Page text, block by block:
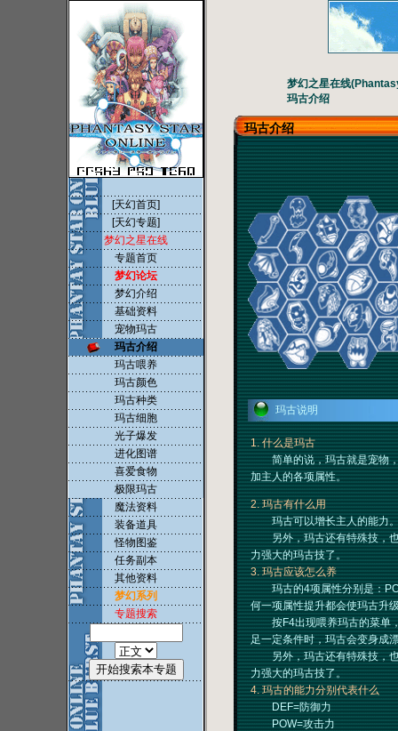
梦幻之星在线
玛古介绍
玛古介绍
玛古说明
1. 什么是玛古
简单的说，玛古就是宠物，
加主人的各项属性。
2. 玛古有什么用
玛古可以增长主人的能力。
另外，玛古还有特殊技，也
力强大的玛古技了。
3. 玛古应该怎么养
玛古的4项属性分别是：
何一项属性提升都会使玛古升
按F4出现喂养玛古的菜单，
足一定条件时，玛古会变身成
另外，玛古还有特殊技，也
力强大的玛古技了。
4. 玛古的能力分别代表什么
DEF=防御力
POW=攻击力
[天幻首页]
[天幻专题]
梦幻之星在线
专题首页
梦幻论坛
梦幻介绍
基础资料
宠物玛古
玛古介绍
玛古喂养
玛古颜色
玛古种类
玛古细胞
光子爆发
进化图谱
喜爱食物
极限玛古
魔法资料
装备道具
怪物图鉴
任务副本
其他资料
梦幻系列
专题搜索